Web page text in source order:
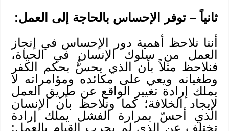
ثانياً – توفر الإحساس بالحاجة إلى العمل:
أننا نلاحظ أهمية دور الإحساس في إنجاز
العمل من سلوك الإنسان في الحياة،
فنلاحظ مثلاً بأن الذي يحسُّ بحكم الكفر
وطغيانه ويعي على مكائده ومؤامراته لا
يملك إرادة تغيير الواقع عن طريق العمل
لإيجاد الخلافة؛ كما ونلاحظ بأن الإنسان
الذي أحسّ بمرارة الفشل يملك إرادة
تختلف عن الذي لم يجرب القيام بالعمل: